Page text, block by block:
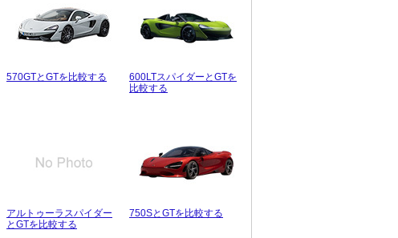
570GTとGTを比較する
600LTスパイダーとGTを
比較する
アルトゥーラスパイダー
とGTを比較する
750SとGTを比較する